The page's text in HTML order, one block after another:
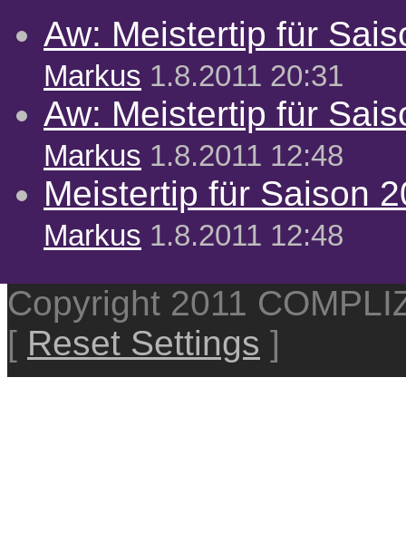
Aw: Meistertip für
Markus 1.8.2011 20:31
Aw: Meistertip für
Markus 1.8.2011 12:48
Meistertip für Saison
Markus 1.8.2011 12:48
Copyright 2011
[ Reset Settings ]